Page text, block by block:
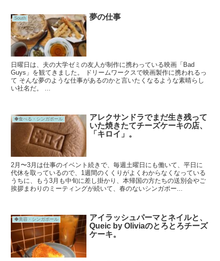
South 夢の仕事
日曜日は、夫の大学ゼミの友人が制作に携わっている映画「Bad
Guys」を観てきました。 ドリームワークスで映画製作に携われるっ
て そんな夢のような仕事があるのかと言いたくなるような素晴らし
い社名だ。 ...
◆食べる・シンガポール
アレクサンドラでまだ生き残って
いた焼きたてチーズケーキの店、
「キロイ」。
2月〜3月は仕事のイベント続きで、毎週土曜日にも働いて、平日に
代休を取っているので、1週間のくくりがよくわからなくなっている
うちに、もう3月も中旬に差し掛かり、本帰国の方たちの送別会やご
挨拶まわりのミーティングが続いて、春のないシンガポー...
◆美容・シンガポール
アイラッシュパーマとネイルと、
Queic by Oliviaのとろとろチーズ
ケーキ。